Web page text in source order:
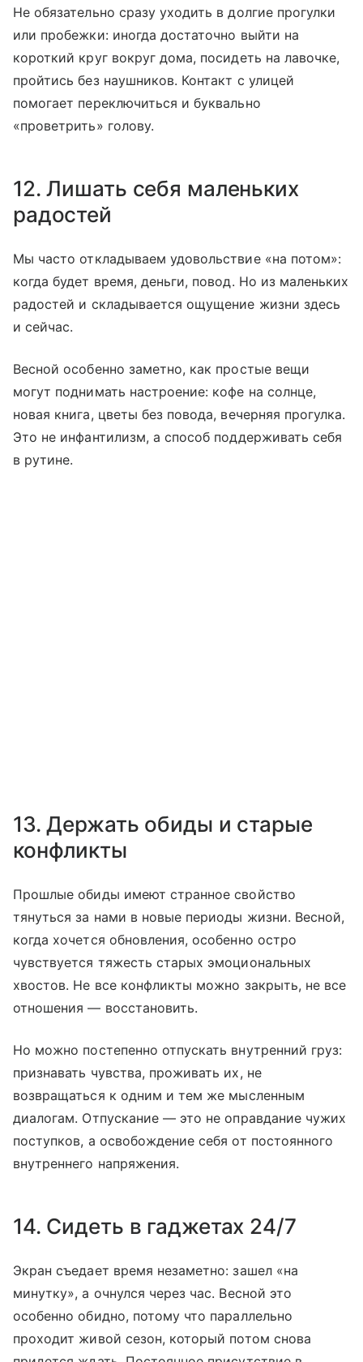
Не обязательно сразу уходить в долгие прогулки
или пробежки: иногда достаточно выйти на
короткий круг вокруг дома, посидеть на лавочке,
пройтись без наушников. Контакт с улицей
помогает переключиться и буквально
«проветрить» голову.
12. Лишать себя маленьких
радостей
Мы часто откладываем удовольствие «на потом»:
когда будет время, деньги, повод. Но из маленьких
радостей и складывается ощущение жизни здесь
и сейчас.
Весной особенно заметно, как простые вещи
могут поднимать настроение: кофе на солнце,
новая книга, цветы без повода, вечерняя прогулка.
Это не инфантилизм, а способ поддерживать себя
в рутине.
13. Держать обиды и старые
конфликты
Прошлые обиды имеют странное свойство
тянуться за нами в новые периоды жизни. Весной,
когда хочется обновления, особенно остро
чувствуется тяжесть старых эмоциональных
хвостов. Не все конфликты можно закрыть, не все
отношения — восстановить.
Но можно постепенно отпускать внутренний груз:
признавать чувства, проживать их, не
возвращаться к одним и тем же мысленным
диалогам. Отпускание — это не оправдание чужих
поступков, а освобождение себя от постоянного
внутреннего напряжения.
14. Сидеть в гаджетах 24/7
Экран съедает время незаметно: зашел «на
минутку», а очнулся через час. Весной это
особенно обидно, потому что параллельно
проходит живой сезон, который потом снова